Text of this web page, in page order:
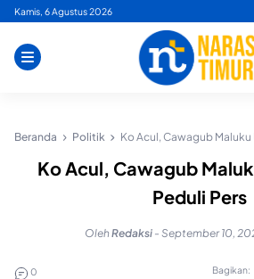
Skip
content
Kamis, 6 Agustus 2026
Beranda Politik Ko Acul, Cawagub
Ko Acul, Cawagub
Peduli Pers
OlehRedaksi - September 10,
0 Bagikan: